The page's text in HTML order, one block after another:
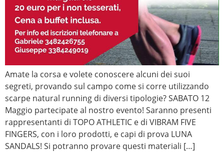
Amate la corsa e volete conoscere alcuni dei suoi
segreti, provando sul campo come si corre utilizzando
scarpe natural running di diversi tipologie? SABATO 12
Maggio partecipate al nostro evento! Saranno presenti
rappresentanti di TOPO ATHLETIC e di VIBRAM FIVE
FINGERS, con i loro prodotti, e capi di prova LUNA
SANDALS! Si potranno provare questi materiali […]